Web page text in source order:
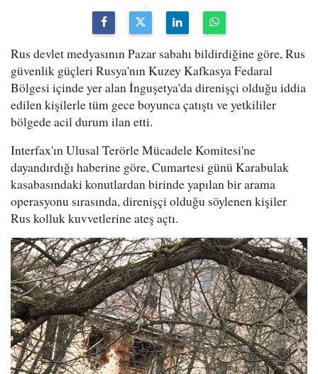
Rus devlet medyasının Pazar sabahı bildirdiğine göre, Rus
güvenlik güçleri Rusya'nın Kuzey Kafkasya Fedaral
Bölgesi içinde yer alan İnguşetya'da direnişçi olduğu iddia
edilen kişilerle tüm gece boyunca çatıştı ve yetkililer
bölgede acil durum ilan etti.
Interfax'ın Ulusal Terörle Mücadele Komitesi'ne
dayandırdığı haberine göre, Cumartesi günü Karabulak
kasabasındaki konutlardan birinde yapılan bir arama
operasyonu sırasında, direnişçi olduğu söylenen kişiler
Rus kolluk kuvvetlerine ateş açtı.